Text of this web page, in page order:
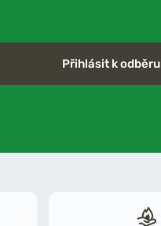
Přihlásit k odběru